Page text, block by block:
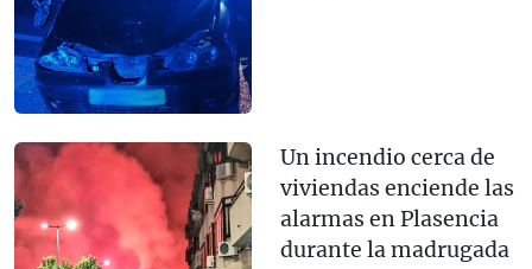
Un incendio cerca de
viviendas enciende las
alarmas en Plasencia
durante la madrugada